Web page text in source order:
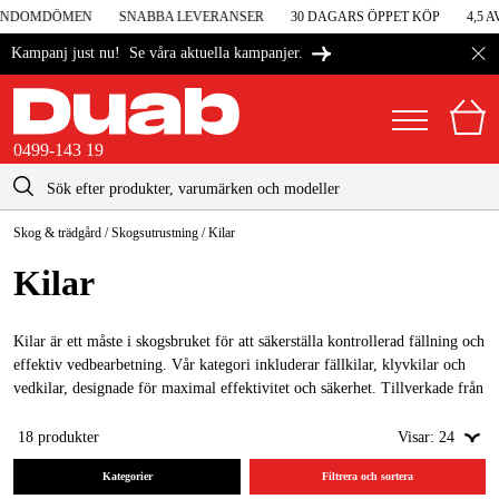
SNABBA LEVERANSER 30 DAGARS ÖPPET KÖP 4,5 AV
Kampanj just nu! Se våra aktuella kampanjer.
0499-143 19
Sverige
Danmark
Suomi
Norge
Maskiner & verktyg
Garage & verkstad
Maskintillbehör & förbrukning
Arbetskläder & skydd
kontakt@duab.se
Skog & trädgård /Skogsutrustning /Kilar
Kilar
Kilar är ett måste i skogsbruket för att säkerställa kontrollerad fällning och
effektiv vedbearbetning. Vår kategori inkluderar fällkilar, klyvkilar och
vedkilar, designade för maximal effektivitet och säkerhet. Tillverkade från
till en säkrare och mer kontrollerad arbetsmiljö i skogen.
18 produkter Visar: 24
Kategorier Filtrera och sortera